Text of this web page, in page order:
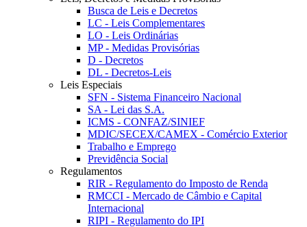
Busca de Leis e Decretos
LC - Leis Complementares
LO - Leis Ordinárias
MP - Medidas Provisórias
D - Decretos
DL - Decretos-Leis
Leis Especiais
SFN - Sistema Financeiro Nacional
SA - Lei das S.A.
ICMS - CONFAZ/SINIEF
MDIC/SECEX/CAMEX - Comércio Exterior
Trabalho e Emprego
Previdência Social
Regulamentos
RIR - Regulamento do Imposto de Renda
RMCCI - Mercado de Câmbio e Capital
Internacional
RIPI - Regulamento do IPI